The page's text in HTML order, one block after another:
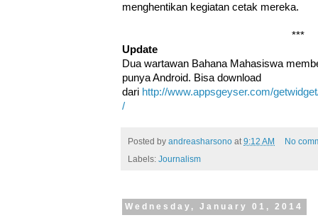
menghentikan kegiatan cetak mereka.
***
Update
Dua wartawan Bahana Mahasiswa
punya Android. Bisa download
dari http://www.appsgeyser.com/
/
Posted by andreasharsono at 9:12 AM
No
Labels: Journalism
Wednesday, January 01, 2014